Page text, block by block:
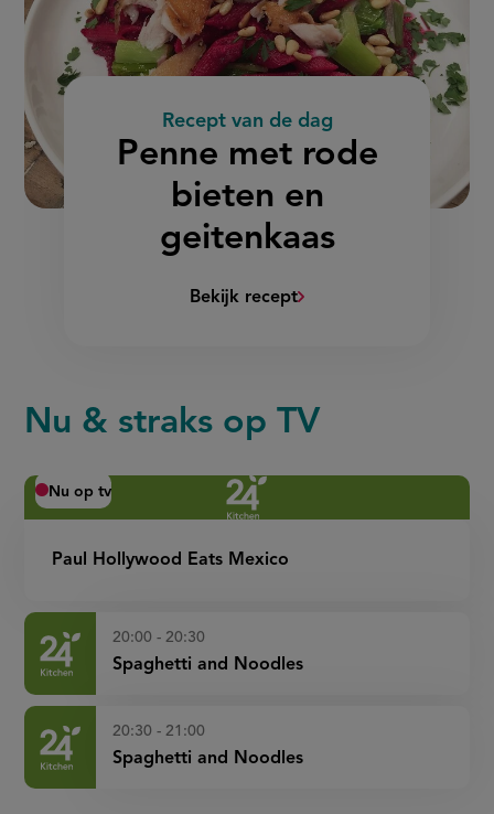
Recept van de dag
:
Penne met rode
bieten en
geitenkaas
Bekijk recept(Penne
en
Nu & straks op TV
Paul Hollywood Eats Mexico
Nu op tv
20:00 - 20:30
Spaghetti and Noodles
20:30 - 21:00
Spaghetti and Noodles